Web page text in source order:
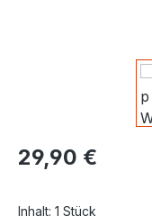
Regulärer Preis:
29,90 €
Inhalt: 1 Stück